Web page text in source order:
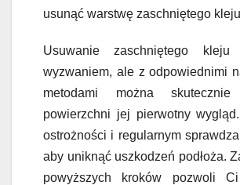
usunąć warstwę zaschniętego
Usuwanie zaschniętego
wyzwaniem, ale z odpowiednimi
metodami można skutecznie
powierzchni jej pierwotny
ostrożności i regularnym
aby uniknąć uszkodzeń podłoża.
powyższych kroków pozwoli